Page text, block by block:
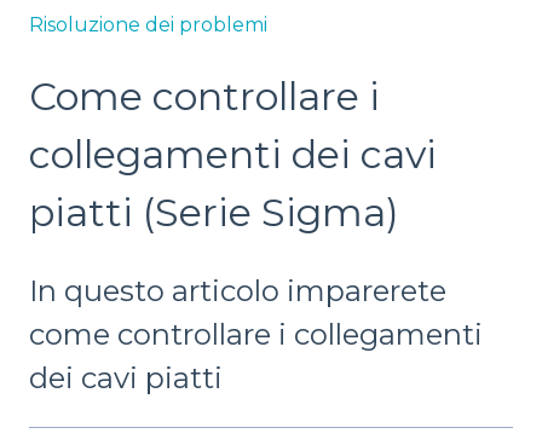
Risoluzione dei problemi
Come controllare i
collegamenti dei cavi
piatti (Serie Sigma)
In questo articolo imparerete
come controllare i collegamenti
dei cavi piatti